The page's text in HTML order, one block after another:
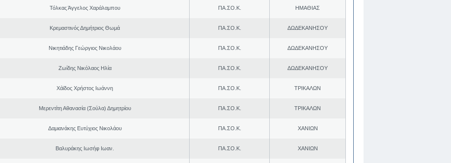
Τόλκας Άγγελος Χαράλαμπου ΠΑ.ΣΟ.Κ. ΗΜΑΘΙΑΣ
Κρεμαστινός Δημήτριος Θωμά ΠΑ.ΣΟ.Κ. ΔΩΔΕΚΑΝΗΣΟΥ
Νικητιάδης Γεώργιος Νικολάου ΠΑ.ΣΟ.Κ. ΔΩΔΕΚΑΝΗΣΟΥ
Ζωίδης Νικόλαος Ηλία ΠΑ.ΣΟ.Κ. ΔΩΔΕΚΑΝΗΣΟΥ
Χάϊδος Χρήστος Ιωάννη ΠΑ.ΣΟ.Κ. ΤΡΙΚΑΛΩΝ
Μερεντίτη Αθανασία (Σούλα) Δημητρίου ΠΑ.ΣΟ.Κ. ΤΡΙΚΑΛΩΝ
Δαμιανάκης Ευτύχιος Νικολάου ΠΑ.ΣΟ.Κ. ΧΑΝΙΩΝ
Βαλυράκης Ιωσήφ Ιωαν. ΠΑ.ΣΟ.Κ. ΧΑΝΙΩΝ